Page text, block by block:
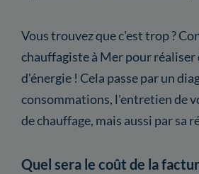
Vous trouvez que c'est trop ?
chauffagiste à Mer pour réaliser
d'énergie ! Cela passe par un
consommations, l'entretien de
de chauffage, mais aussi par sa
Quel sera le coût de la